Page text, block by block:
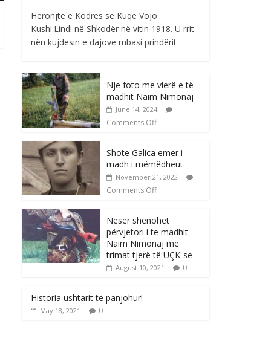
Heronjtë e Kodrës së Kuqe Vojo
Kushi.Lindi në Shkodër në vitin 1918. U rrit
nën kujdesin e dajove mbasi prindërit
Një foto me vlerë e të
madhit Naim Nimonaj
June 14, 2024
Comments Off
Shote Galica emër i
madh i mëmëdheut
November 21, 2022
Comments Off
Nesër shënohet
përvjetori i të madhit
Naim Nimonaj me
trimat tjerë të UÇK-së
August 10, 2021 0
Historia ushtarit të panjohur!
May 18, 2021 0